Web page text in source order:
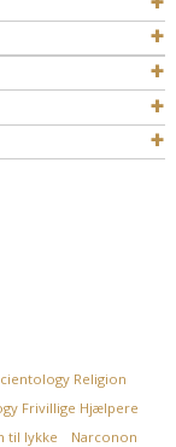
Religion
Frivillige Hjælpere
til lykke Narconon